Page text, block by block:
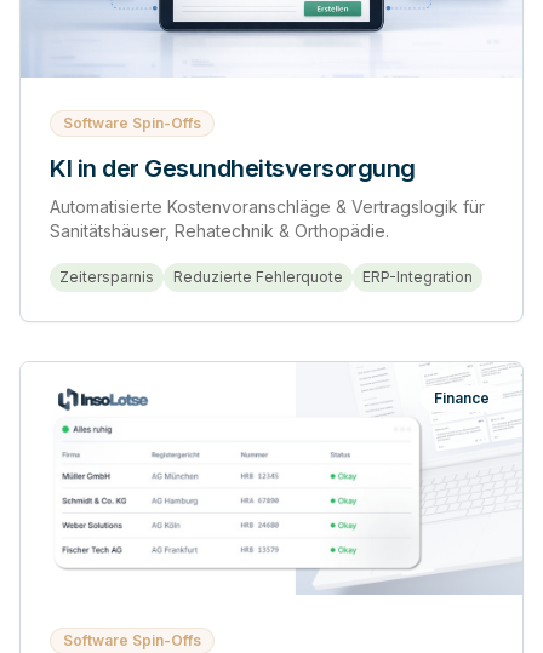
Software Spin-Offs
KI in der Gesundheitsversorgung
Automatisierte Kostenvoranschläge & Vertragslogik für
Sanitätshäuser, Rehatechnik & Orthopädie.
Zeitersparnis Reduzierte Fehlerquote ERP-Integration
Finance
Software Spin-Offs